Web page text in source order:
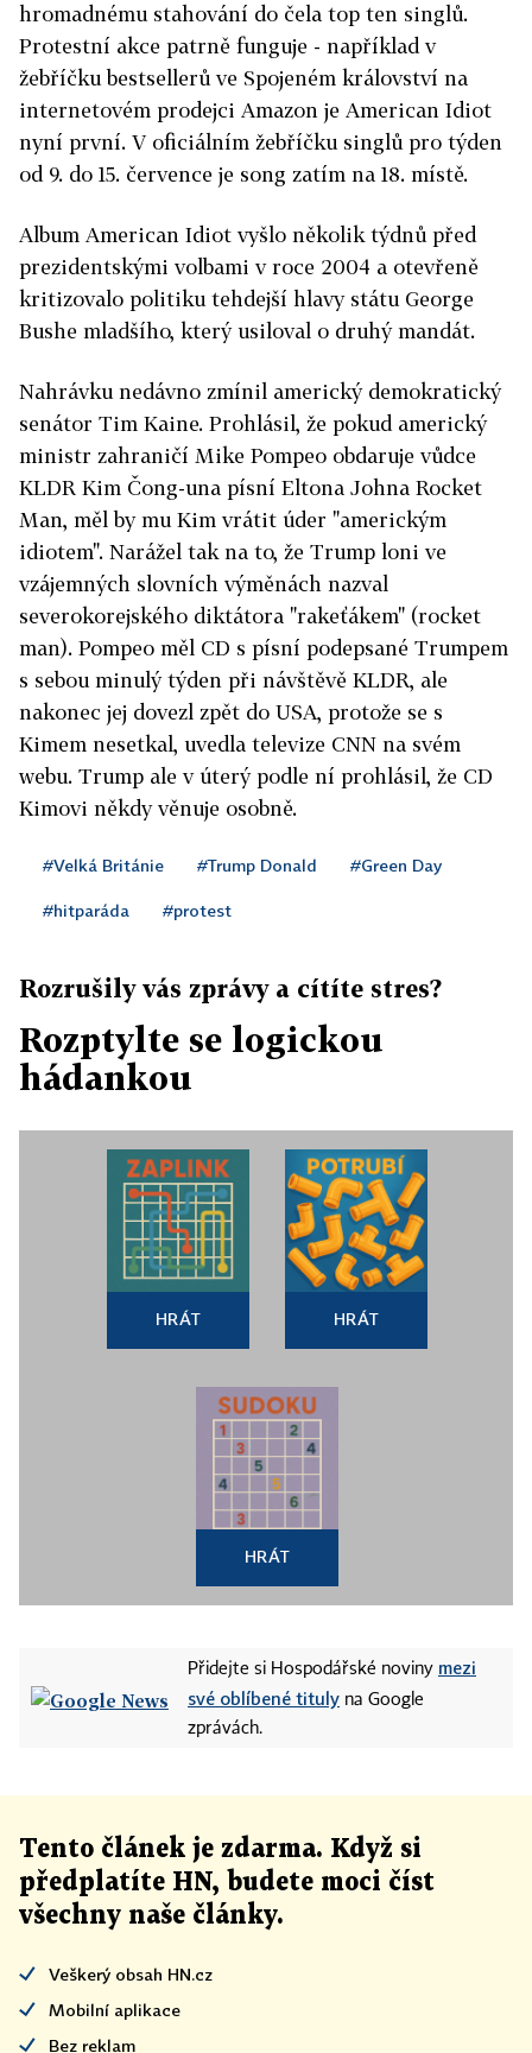
hromadnému stahování do čela top ten singlů.
Protestní akce patrně funguje - například v
žebříčku bestsellerů ve Spojeném království na
internetovém prodejci Amazon je American Idiot
nyní první. V oficiálním žebříčku singlů pro týden
od 9. do 15. července je song zatím na 18. místě.
Album American Idiot vyšlo několik týdnů před
prezidentskými volbami v roce 2004 a otevřeně
kritizovalo politiku tehdejší hlavy státu George
Bushe mladšího, který usiloval o druhý mandát.
Nahrávku nedávno zmínil americký demokratický
senátor Tim Kaine. Prohlásil, že pokud americký
ministr zahraničí Mike Pompeo obdaruje vůdce
KLDR Kim Čong-una písní Eltona Johna Rocket
Man, měl by mu Kim vrátit úder "americkým
idiotem". Narážel tak na to, že Trump loni ve
vzájemných slovních výměnách nazval
severokorejského diktátora "rakeťákem" (rocket
man). Pompeo měl CD s písní podepsané Trumpem
s sebou minulý týden při návštěvě KLDR, ale
nakonec jej dovezl zpět do USA, protože se s
Kimem nesetkal, uvedla televize CNN na svém
webu. Trump ale v úterý podle ní prohlásil, že CD
Kimovi někdy věnuje osobně.
#Velká Británie #Trump Donald #Green Day
#hitparáda #protest
Rozrušily vás zprávy a cítíte stres?
Rozptylte se logickou
hádankou
HRÁT HRÁT
HRÁT
Přidejte si Hospodářské noviny mezi
své oblíbené tituly na Google
zprávách.
Tento článek je zdarma. Když si
předplatíte HN, budete moci číst
všechny naše články.
Veškerý obsah HN.cz
Mobilní aplikace
Bez reklam